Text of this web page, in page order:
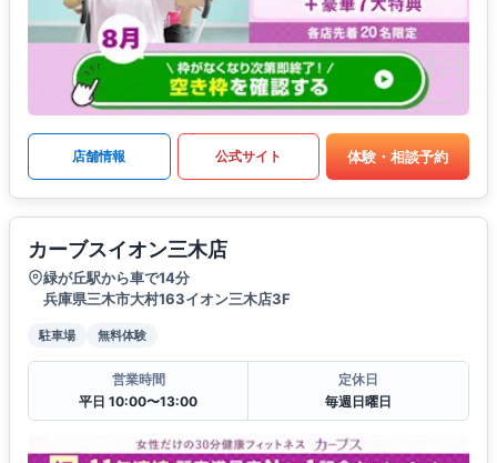
店舗情報 公式サイト 体験・相談予約
カーブスイオン三木店
緑が丘駅から車で14分
兵庫県三木市大村163イオン三木店3F
駐車場 無料体験
営業時間
平日 10:00〜13:00
定休日
毎週日曜日